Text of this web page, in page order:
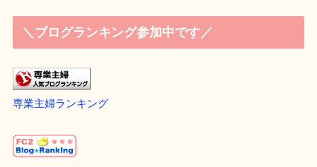
＼ブログランキング参加中です／
専業主婦ランキング